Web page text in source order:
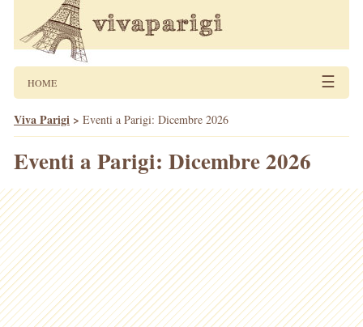
HOME ☰
Viva Parigi > Eventi a Parigi: Dicembre 2026
Eventi a Parigi: Dicembre 2026